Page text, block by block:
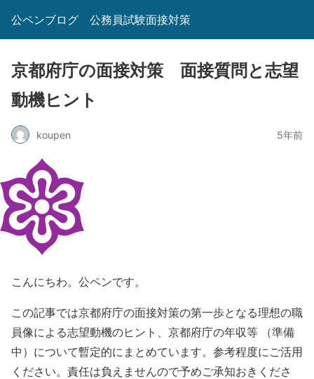
公ペンブログ 公務員試験面接対策
京都府庁の面接対策 面接質問と志望
動機ヒント
koupen 5年前
こんにちわ。公ペンです。
この記事では京都府庁の面接対策の第一歩となる理想の職
員像による志望動機のヒント、京都府庁の年収等 （準備
中）について暫定的にまとめています。参考程度にご活用
ください。責任は負えませんので予めご承知おきくださ